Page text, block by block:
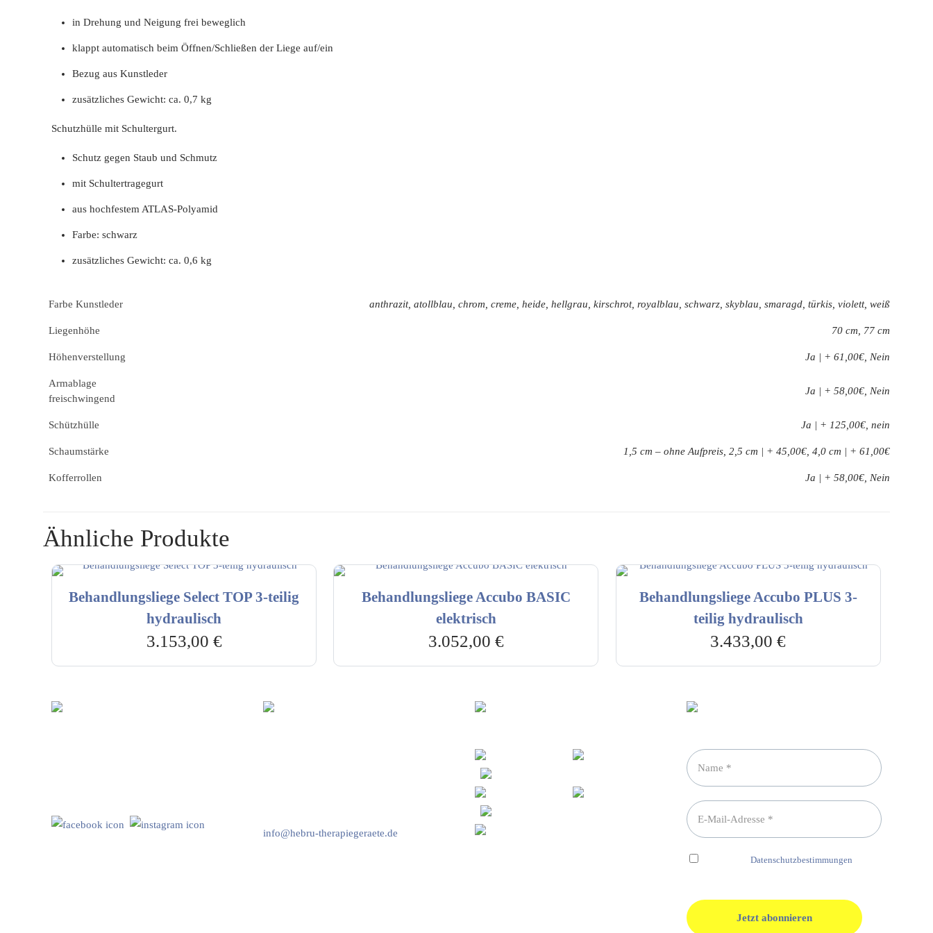
in Drehung und Neigung frei beweglich
klappt automatisch beim Öffnen/Schließen der Liege auf/ein
Bezug aus Kunstleder
zusätzliches Gewicht: ca. 0,7 kg
Schutzhülle mit Schultergurt.
Schutz gegen Staub und Schmutz
mit Schultertragegurt
aus hochfestem ATLAS-Polyamid
Farbe: schwarz
zusätzliches Gewicht: ca. 0,6 kg
Farbe Kunstleder anthrazit, atollblau, chrom, creme, heide, hellgrau, kirschrot, royalblau, schwarz, skyblau, smaragd, türkis, violett, weiß
Liegenhöhe 70 cm, 77 cm
Höhenverstellung Ja | + 61,00€, Nein
Armablage
freischwingend
Ja | + 58,00€, Nein
Schützhülle Ja | + 125,00€, nein
Schaumstärke 1,5 cm – ohne Aufpreis, 2,5 cm | + 45,00€, 4,0 cm | + 61,00€
Kofferrollen Ja | + 58,00€, Nein
Ähnliche Produkte
Behandlungsliege Select TOP 3-teilig
hydraulisch
3.153,00 €
Behandlungsliege Accubo BASIC
elektrisch
3.052,00 €
Behandlungsliege Accubo PLUS 3-
teilig hydraulisch
3.433,00€
info@hebru-therapiegeraete.de
Datenschutzbestimmungen